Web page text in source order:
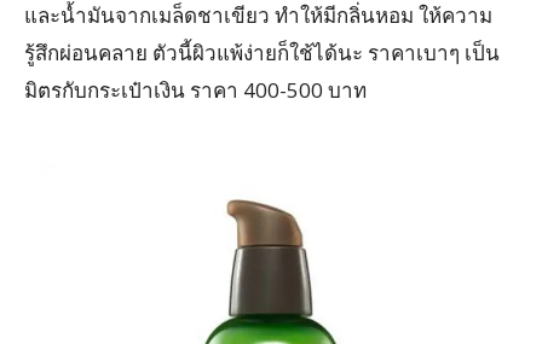
และน้ำมันจากเมล็ดชาเขียว ทำให้มีกลิ่นหอม ให้ความ
รู้สึกผ่อนคลาย ตัวนี้ผิวแพ้ง่ายก็ใช้ได้นะ ราคาเบาๆ เป็น
มิตรกับกระเป๋าเงิน ราคา 400-500 บาท